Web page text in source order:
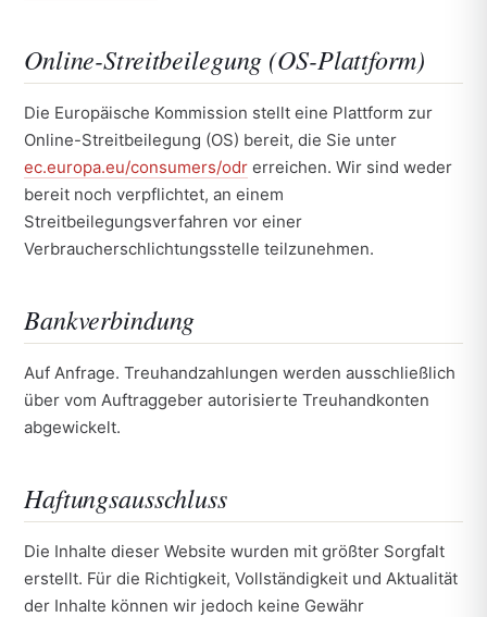
Online-Streitbeilegung (OS-Plattform)
Die Europäische Kommission stellt eine Plattform zur
Online-Streitbeilegung (OS) bereit, die Sie unter
ec.europa.eu/consumers/odr erreichen. Wir sind weder
bereit noch verpflichtet, an einem
Streitbeilegungsverfahren vor einer
Verbraucherschlichtungsstelle teilzunehmen.
Bankverbindung
Auf Anfrage. Treuhandzahlungen werden ausschließlich
über vom Auftraggeber autorisierte Treuhandkonten
abgewickelt.
Haftungsausschluss
Die Inhalte dieser Website wurden mit größter Sorgfalt
erstellt. Für die Richtigkeit, Vollständigkeit und Aktualität
der Inhalte können wir jedoch keine Gewähr